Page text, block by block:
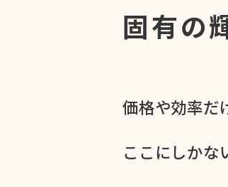
固有の
価格や​効率だ
ここに​しかな